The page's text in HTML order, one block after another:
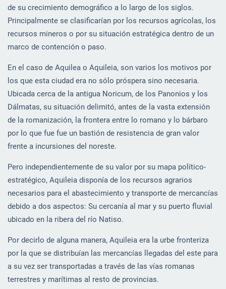
de su crecimiento demográfico a lo largo de los siglos.
Principalmente se clasificarían por los recursos agrícolas, los
recursos mineros o por su situación estratégica dentro de un
marco de contención o paso.
En el caso de Aquilea o Aquileia, son varios los motivos por
los que esta ciudad era no sólo próspera sino necesaria.
Ubicada cerca de la antigua Noricum, de los Panonios y los
Dálmatas, su situación delimitó, antes de la vasta extensión
de la romanización, la frontera entre lo romano y lo bárbaro
por lo que fue fue un bastión de resistencia de gran valor
frente a incursiones del noreste.
Pero independientemente de su valor por su mapa político-
estratégico, Aquileia disponía de los recursos agrarios
necesarios para el abastecimiento y transporte de mercancías
debido a dos aspectos: Su cercanía al mar y su puerto fluvial
ubicado en la ribera del río Natiso.
Por decirlo de alguna manera, Aquileia era la urbe fronteriza
por la que se distribuían las mercancías llegadas del este para
a su vez ser transportadas a través de las vías romanas
terrestres y marítimas al resto de provincias.